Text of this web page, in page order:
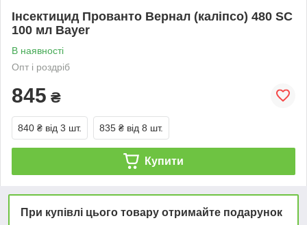
Інсектицид Прованто Вернал (каліпсо) 480 SC
100 мл Bayer
В наявності
Опт і роздріб
845 ₴
840 ₴ від 3 шт. 835 ₴ від 8 шт.
Купити
При купівлі цього товару отримайте подарунок